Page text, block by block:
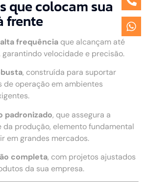
que colocam sua
frente
frequência que alcançam até
garantindo velocidade e precisão.
, construída para suportar
de operação em ambientes
padronizado, que assegura a
da produção, elemento fundamental
em grandes mercados.
completa, com projetos ajustados
da sua empresa.